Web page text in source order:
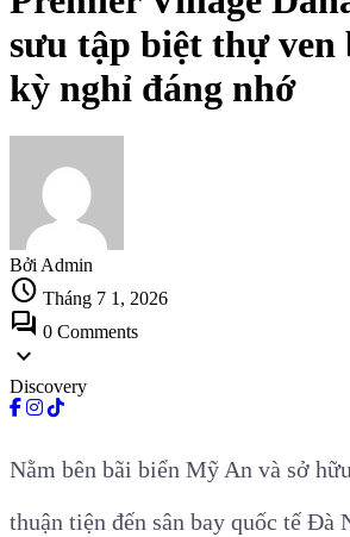
sưu tập biệt thự ven
kỳ nghỉ đáng nhớ
Bởi Admin
schedule Tháng 7 1, 2026
forum 0 Comments
expand_more
Discovery
Nằm bên bãi biển Mỹ An và sở
thuận tiện đến sân bay quốc tế Đà